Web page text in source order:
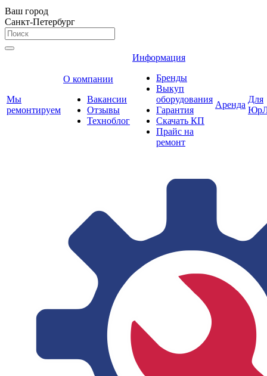
Ваш город
Санкт-Петербург
Мы
ремонтируем
О компании
Вакансии
Отзывы
Техноблог
Информация
Бренды
Выкуп
оборудования
Гарантия
Скачать КП
Прайс на
ремонт
Аренда
Для